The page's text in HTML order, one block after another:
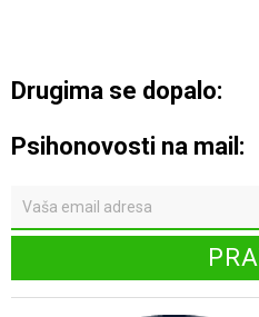
Drugima se dopalo:
Psihonovosti na mail: